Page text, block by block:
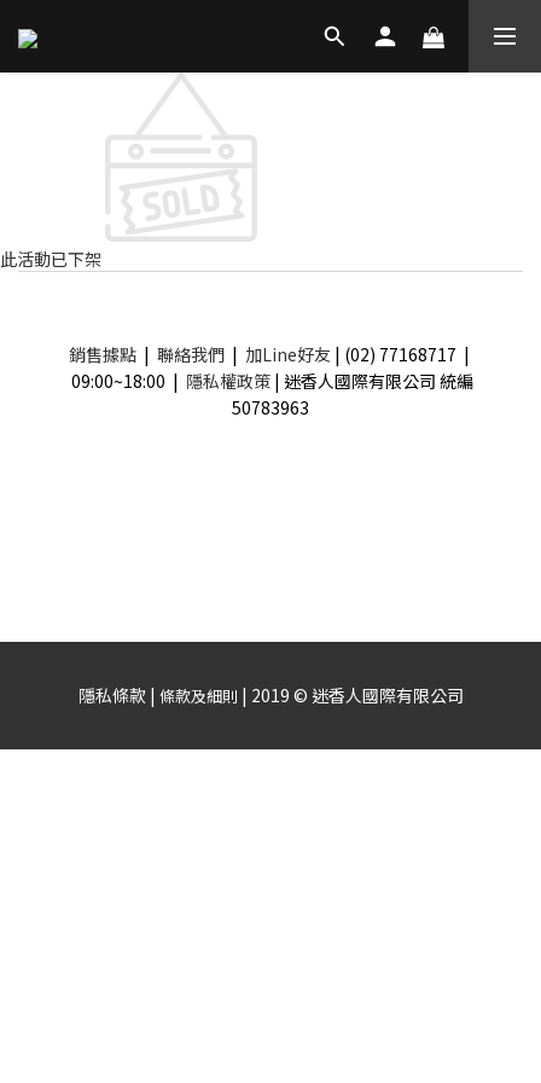
此活動已下架
銷售據點| 聯絡我們| 加Line好友 | (02) 77168717 |
09:00~18:00 | 隱私權政策 | 迷香人國際有限公司 統編
50783963
隱私條款 | 條款及細則 | 2019 © 迷香人國際有限公司